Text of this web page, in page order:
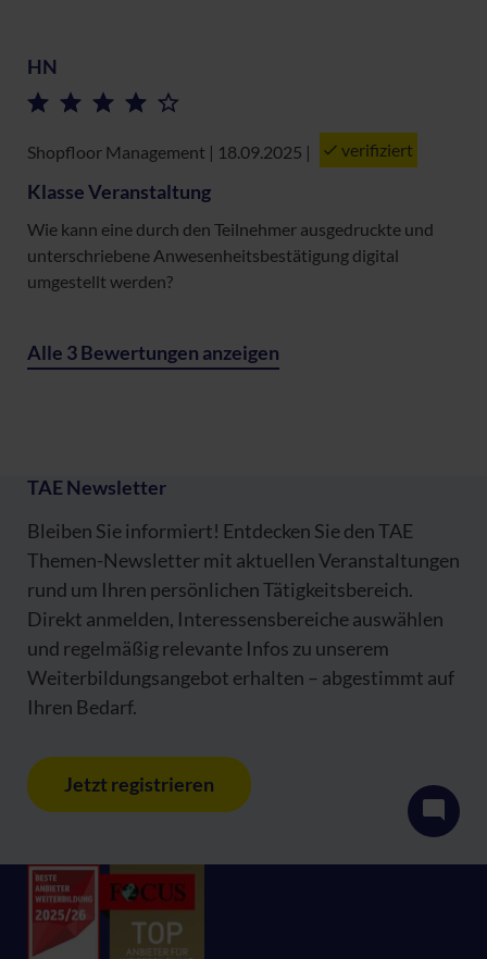
HN
Shopfloor Management | 18.09.2025 | verifiziert
Klasse Veranstaltung
Wie kann eine durch den Teilnehmer ausgedruckte und
unterschriebene Anwesenheitsbestätigung digital
umgestellt werden?
Alle 3 Bewertungen anzeigen
TAE Newsletter
Bleiben Sie informiert! Entdecken Sie den TAE
Themen-Newsletter mit aktuellen Veranstaltungen
rund um Ihren persönlichen Tätigkeitsbereich.
Direkt anmelden, Interessensbereiche auswählen
und regelmäßig relevante Infos zu unserem
Weiterbildungsangebot erhalten – abgestimmt auf
Ihren Bedarf.
Jetzt registrieren